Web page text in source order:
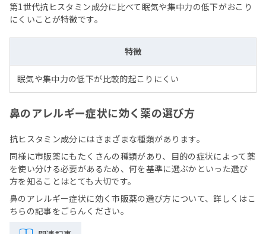
第1世代抗ヒスタミン成分に比べて眠気や集中力の低下がおこり
にくいことが特徴です。
特徴
眠気や集中力の低下が比較的起こりにくい
鼻のアレルギー症状に効く薬の選び方
抗ヒスタミン成分にはさまざまな種類があります。
同様に市販薬にもたくさんの種類があり、目的の症状によって薬
を使い分ける必要があるため、何を基準に選ぶかといった選び
方を知ることはとても大切です。
鼻のアレルギー症状に効く市販薬の選び方について、詳しくはこ
ちらの記事をごらんください。